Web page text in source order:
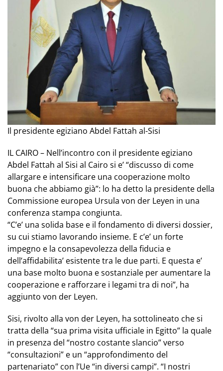
Il presidente egiziano Abdel Fattah al-Sisi
IL CAIRO – Nell’incontro con il presidente egiziano
Abdel Fattah al Sisi al Cairo si e’ “discusso di come
allargare e intensificare una cooperazione molto
buona che abbiamo già”: lo ha detto la presidente della
Commissione europea Ursula von der Leyen in una
conferenza stampa congiunta.
“C’e’ una solida base e il fondamento di diversi dossier,
su cui stiamo lavorando insieme. E c’e’ un forte
impegno e la consapevolezza della fiducia e
dell’affidabilita’ esistente tra le due parti. E questa e’
una base molto buona e sostanziale per aumentare la
cooperazione e rafforzare i legami tra di noi”, ha
aggiunto von der Leyen.
Sisi, rivolto alla von der Leyen, ha sottolineato che si
tratta della “sua prima visita ufficiale in Egitto” la quale
in presenza del “nostro costante slancio” verso
“consultazioni” e un “approfondimento del
partenariato” con l’Ue “in diversi campi”. “I nostri